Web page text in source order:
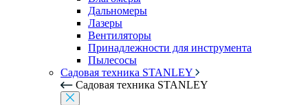
Дальномеры
Лазеры
Вентиляторы
Принадлежности для инструмента
Пылесосы
Садовая техника STANLEY
Садовая техника STANLEY